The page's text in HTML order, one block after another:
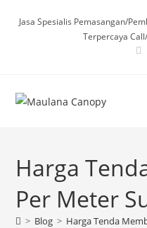
Jasa Spesialis Pemasangan/
Terpercaya
Harga
Per Meter
> Blog > Harga Tenda